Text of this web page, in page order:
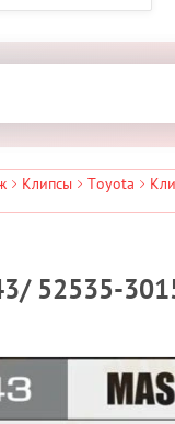
Клипсы Toyota
52535-